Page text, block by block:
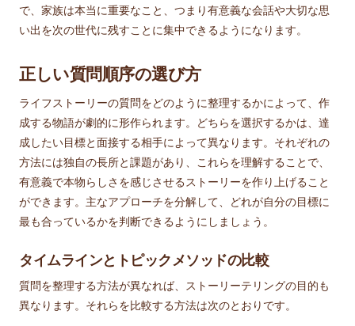
で、家族は本当に重要なこと、つまり有意義な会話や大切な思
い出を次の世代に残すことに集中できるようになります。
正しい質問順序の選び方
ライフストーリーの質問をどのように整理するかによって、作
成する物語が劇的に形作られます。どちらを選択するかは、達
成したい目標と面接する相手によって異なります。それぞれの
方法には独自の長所と課題があり、これらを理解することで、
有意義で本物らしさを感じさせるストーリーを作り上げること
ができます。主なアプローチを分解して、どれが自分の目標に
最も合っているかを判断できるようにしましょう。
タイムラインとトピックメソッドの比較
質問を整理する方法が異なれば、ストーリーテリングの目的も
異なります。それらを比較する方法は次のとおりです。